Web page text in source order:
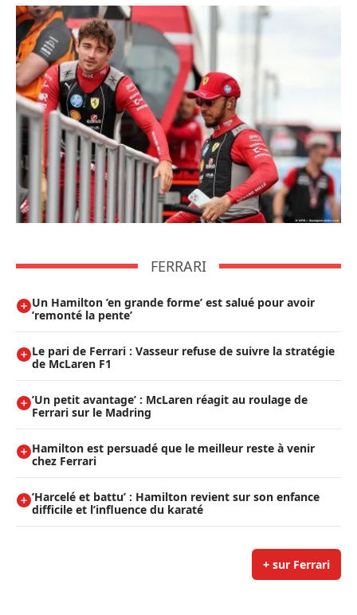
FERRARI
Un Hamilton ’en grande forme’ est salué pour avoir
’remonté la pente’
Le pari de Ferrari : Vasseur refuse de suivre la stratégie
de McLaren F1
’Un petit avantage’ : McLaren réagit au roulage de
Ferrari sur le Madring
Hamilton est persuadé que le meilleur reste à venir
chez Ferrari
’Harcelé et battu’ : Hamilton revient sur son enfance
difficile et l’influence du karaté
+ sur Ferrari